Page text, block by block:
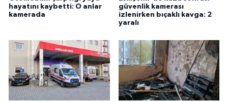
hayatını kaybetti: O anlar
kamerada
güvenlik kamerası
izlenirken bıçaklı kavga: 2
yaralı